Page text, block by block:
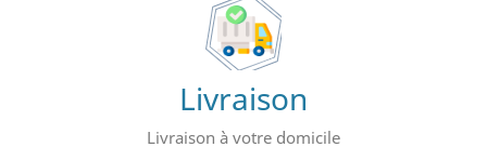
Livraison
Livraison à votre domicile